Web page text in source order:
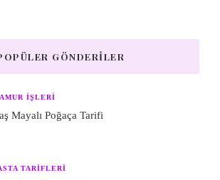
GÖNDERILER
IŞLERI
Mayalı Poğaça Tarifi
TARIFLERI